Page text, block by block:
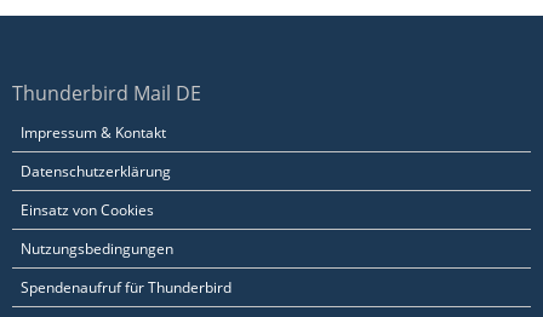
Thunderbird Mail DE
Impressum & Kontakt
Datenschutzerklärung
Einsatz von Cookies
Nutzungsbedingungen
Spendenaufruf für Thunderbird